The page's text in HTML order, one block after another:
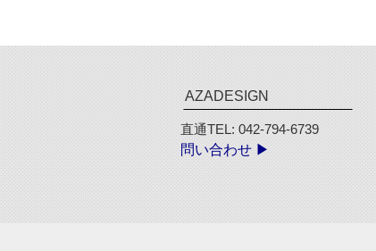
AZADESIGN
直通TEL: 042-794-6739
問い合わせ ▶︎